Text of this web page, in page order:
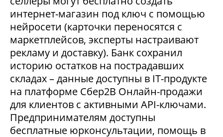
интернет-магазин под ключ с помощью
нейросети (карточки переносятся с
маркетплейсов, эксперты настраивают
рекламу и доставку). Банк сохранил
историю остатков на пострадавших
складах – данные доступны в IT-продукте
на платформе Сбер2В Онлайн-продажи
для клиентов с активными API-ключами.
Предпринимателям доступны
бесплатные юрконсультации, помощь в